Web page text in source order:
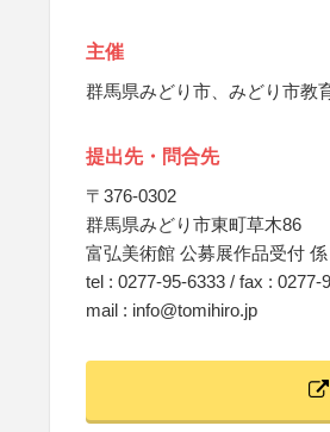
主催
群馬県みどり市、みどり市教
提出先・問合先
〒376-0302
群馬県みどり市東町草木86
富弘美術館 公募展作品受付 係
tel : 0277-95-6333 / fax : 0277-
mail : info@tomihiro.jp